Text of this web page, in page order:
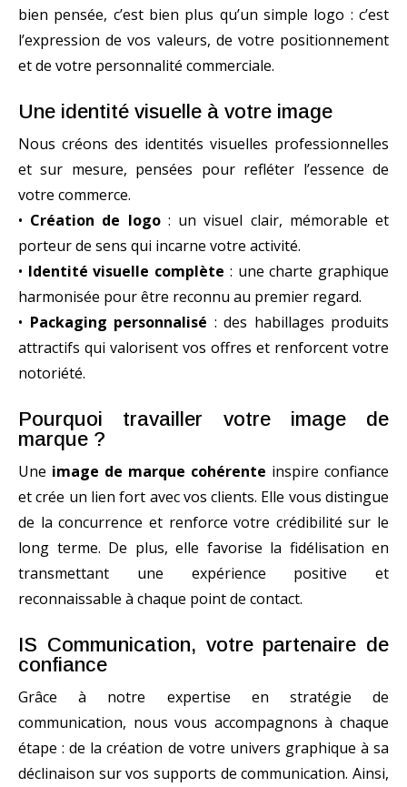
bien pensée, c’est bien plus qu’un simple logo : c’est
l’expression de vos valeurs, de votre positionnement
et de votre personnalité commerciale.
Une identité visuelle à votre image
Nous créons des identités visuelles professionnelles
et sur mesure, pensées pour refléter l’essence de
votre commerce.
• Création de logo: un visuel clair, mémorable et
porteur de sens qui incarne votre activité.
• Identité visuelle complète : une charte graphique
harmonisée pour être reconnu au premier regard.
• Packaging personnalisé : des habillages produits
attractifs qui valorisent vos offres et renforcent votre
notoriété.
Pourquoi travailler votre image de
marque ?
Une image de marque cohérente inspire confiance
et crée un lien fort avec vos clients. Elle vous distingue
de la concurrence et renforce votre crédibilité sur le
long terme. De plus, elle favorise la fidélisation en
transmettant une expérience positive et
reconnaissable à chaque point de contact.
IS Communication, votre partenaire de
confiance
Grâce à notre expertise en stratégie de
communication, nous vous accompagnons à chaque
étape : de la création de votre univers graphique à sa
déclinaison sur vos supports de communication. Ainsi,